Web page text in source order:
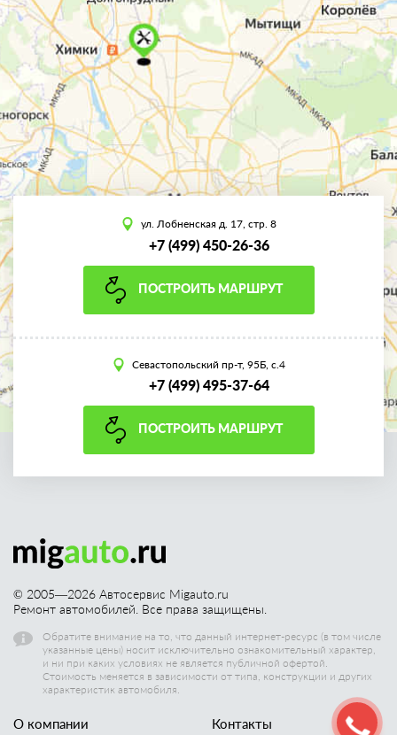
ул. Лобненская д. 17, стр. 8
+7 (499) 450-26-36
ПОСТРОИТЬ МАРШРУТ
Севастопольский пр-т, 95Б, с.4
+7 (499) 495-37-64
ПОСТРОИТЬ МАРШРУТ
© 2005—2026 Автосервис Migauto.ru
Ремонт автомобилей. Все права защищены.
Обратите внимание на то, что данный интернет-ресурс (в том числе
указанные цены) носит исключительно ознакомительный характер,
и ни при каких условиях не является публичной офертой.
Стоимость меняется в зависимости от типа, конструкции и других
характеристик автомобиля.
О компании Контакты